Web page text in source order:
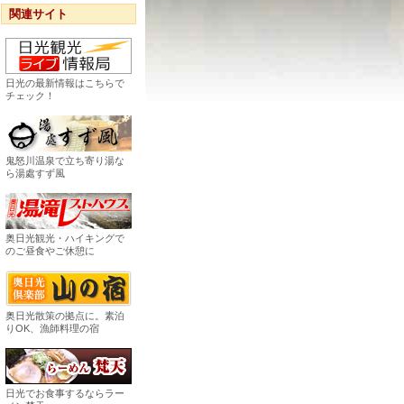
関連サイト
日光の最新情報はこちらで
チェック！
鬼怒川温泉で立ち寄り湯な
ら湯處すず風
奥日光観光・ハイキングで
のご昼食やご休憩に
奥日光散策の拠点に。素泊
りOK、漁師料理の宿
日光でお食事するならラー